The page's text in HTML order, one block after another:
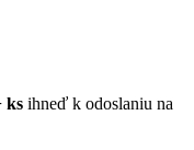
ks ihneď k odoslaniu na